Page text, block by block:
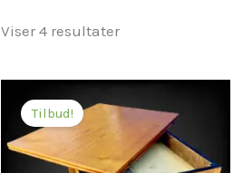
Viser 4 resultater
Tilbud!